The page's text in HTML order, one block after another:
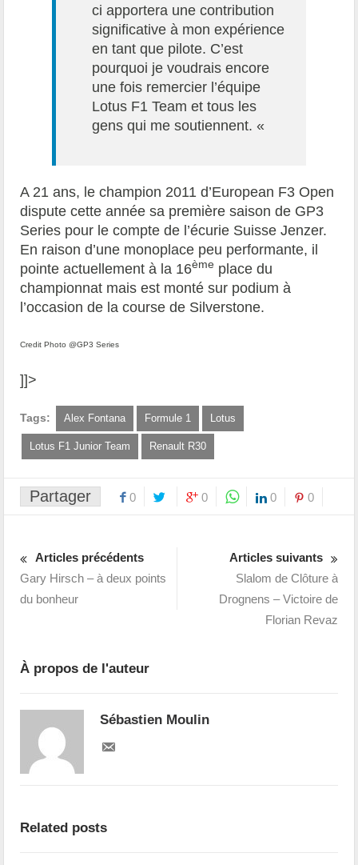
ci apportera une contribution
significative à mon expérience
en tant que pilote. C’est
pourquoi je voudrais encore
une fois remercier l’équipe
Lotus F1 Team et tous les
gens qui me soutiennent. «
A 21 ans, le champion 2011 d’European F3 Open
dispute cette année sa première saison de GP3
Series pour le compte de l’écurie Suisse Jenzer.
En raison d’une monoplace peu performante, il
pointe actuellement à la 16ème place du
championnat mais est monté sur podium à
l’occasion de la course de Silverstone.
Credit Photo @GP3 Series
]]>
Tags: Alex Fontana Formule 1 Lotus
Lotus F1 Junior Team Renault R30
Partager 0 0 0 0
Articles précédents
Gary Hirsch – à deux points
du bonheur
Articles suivants
Slalom de Clôture à
Drognens – Victoire de
Florian Revaz
À propos de l'auteur
Sébastien Moulin
Related posts